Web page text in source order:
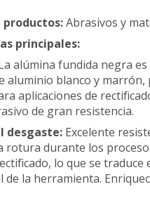
Abrasivos y
principales:
alúmina fundida negra
aluminio blanco y marrón,
aplicaciones de
de gran resistencia.
desgaste: Excelente
rotura durante los
lo que se traduce
de la herramienta.